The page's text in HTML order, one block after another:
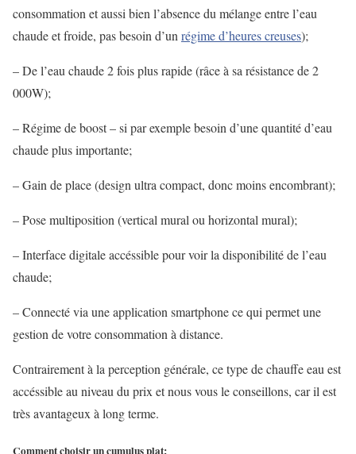
consommation et aussi bien l’absence du mélange entre l’eau
chaude et froide, pas besoin d’un régime d’heures creuses);
– De l’eau chaude 2 fois plus rapide (râce à sa résistance de 2
000W);
– Régime de boost – si par exemple besoin d’une quantité d’eau
chaude plus importante;
– Gain de place (design ultra compact, donc moins encombrant);
– Pose multiposition (vertical mural ou horizontal mural);
– Interface digitale accéssible pour voir la disponibilité de l’eau
chaude;
– Connecté via une application smartphone ce qui permet une
gestion de votre consommation à distance.
Contrairement à la perception générale, ce type de chauffe eau est
accéssible au niveau du prix et nous vous le conseillons, car il est
très avantageux à long terme.